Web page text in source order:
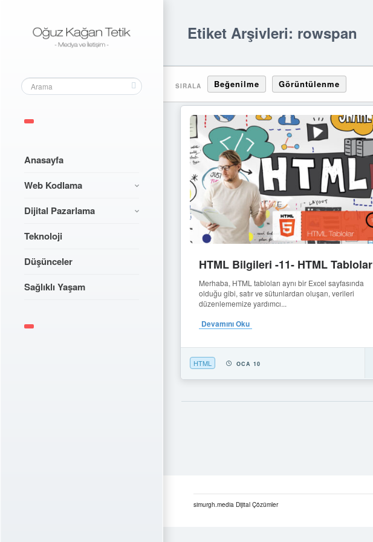
Anasayfa
Web Kodlama
Dijital Pazarlama
Teknoloji
Düşünceler
Sağlıklı Yaşam
Etiket Arşivleri: rowspan
SIRALA Beğenilme Görüntülenme
HTML Bilgileri -11- HTML Tablolar
Merhaba, HTML tabloları aynı bir Excel sayfasında
olduğu gibi, satır ve sütunlardan oluşan, verileri
düzenlememize yardımcı...
Devamını Oku
HTML OCA 10
simurgh.media Dijital Çözümler